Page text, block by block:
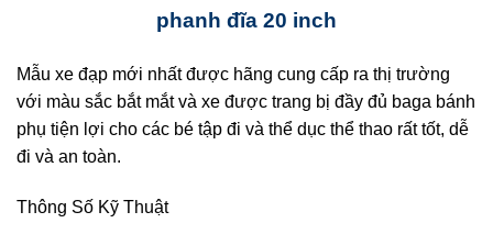
phanh đĩa 20 inch
Mẫu xe đạp mới nhất được hãng cung cấp ra thị trường
với màu sắc bắt mắt và xe được trang bị đầy đủ baga bánh
phụ tiện lợi cho các bé tập đi và thể dục thể thao rất tốt, dễ
đi và an toàn.
Thông Số Kỹ Thuật